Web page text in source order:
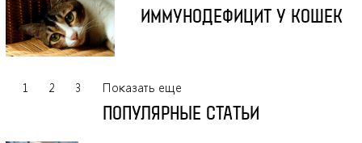
ИММУНОДЕФИЦИТ У КОШЕК
1 2 3 Показать еще
ПОПУЛЯРНЫЕ СТАТЬИ